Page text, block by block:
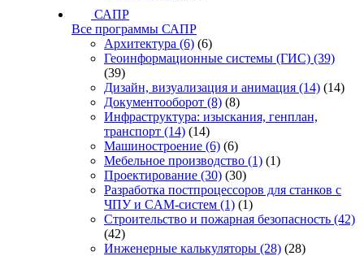
САПР
Все программы САПР
Архитектура (6) (6)
Геоинформационные системы (ГИС) (39)
(39)
Дизайн, визуализация и анимация (14) (14)
Документооборот (8) (8)
Инфраструктура: изыскания, генплан,
транспорт (14) (14)
Машиностроение (6) (6)
Мебельное производство (1) (1)
Проектирование (30) (30)
Разработка постпроцессоров для станков с
ЧПУ и CAM-систем (1) (1)
Строительство и пожарная безопасность (42)
(42)
Инженерные калькуляторы (28) (28)